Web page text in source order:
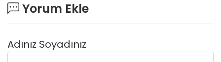
Yorum Ekle
Adınız Soyadınız